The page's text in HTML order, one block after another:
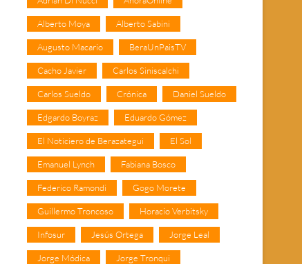
Alberto Moya Alberto Sabini
Augusto Macario BeraUnPaisTV
Cacho Javier Carlos Siniscalchi
Carlos Sueldo Crónica Daniel Sueldo
Edgardo Boyraz Eduardo Gómez
El Noticiero de Berazategui El Sol
Emanuel Lynch Fabiana Bosco
Federico Ramondi Gogo Morete
Guillermo Troncoso Horacio Verbitsky
Infosur Jesús Ortega Jorge Leal
Jorge Módica Jorge Tronqui